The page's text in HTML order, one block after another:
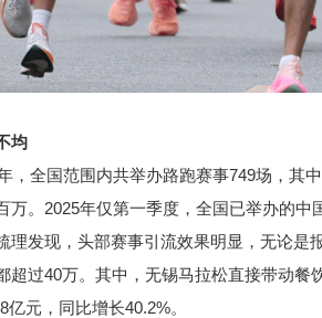
均
全国范围内共举办路跑赛事749场，其中
万。2025年仅第一季度，全国已举办的中
发现，头部赛事引流效果明显，无论是报
超过40万。其中，无锡马拉松直接带动餐
亿元，同比增长40.2%。